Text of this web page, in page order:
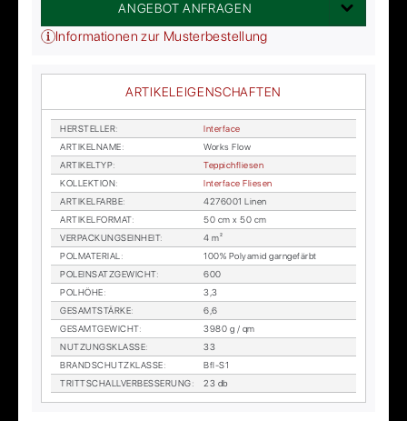
ANGEBOT ANFRAGEN
Informationen zur Musterbestellung
ARTIKELEIGENSCHAFTEN
HER­STEL­LER:
In­ter­face
AR­TI­KEL­NA­ME:
Works Flow
AR­TI­KEL­TYP:
Tep­pich­flie­sen
KOL­LEK­TI­ON:
In­ter­face Flie­sen
AR­TI­KEL­FAR­BE:
4276001 Li­nen
AR­TI­KEL­FOR­MAT:
50 cm x 50 cm
VER­PA­CKUNGS­EIN­HEIT:
4 m²
POL­MA­TE­RI­AL:
100% Po­ly­amid garn­ge­färbt
POL­EIN­SATZ­GE­WICHT:
600
POL­HÖ­HE:
3,3
GE­SAMT­STÄR­KE:
6,6
GE­SAMT­GE­WICHT:
3980 g / qm
NUT­ZUNGS­KLAS­SE:
33
BRAND­SCHUTZ­KLAS­SE:
Bfl-S1
TRITT­SCHALL­VER­BES­SE­RUNG: 23 db